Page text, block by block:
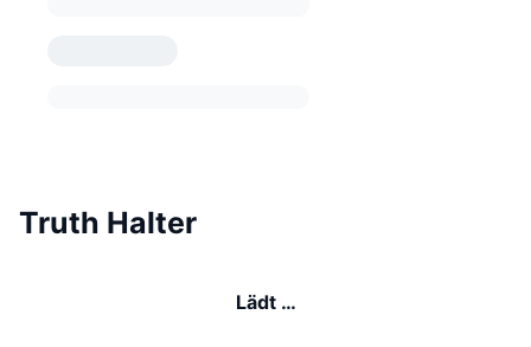
Truth Halter
Lädt …